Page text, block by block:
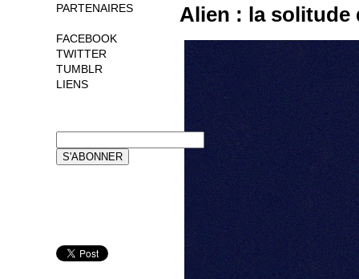
Alien : la solitude
PARTENAIRES
FACEBOOK
TWITTER
TUMBLR
LIENS